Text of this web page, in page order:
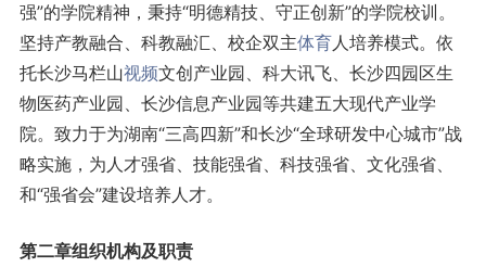
强”的学院精神，秉持“明德精技、守正创新”的学院校训。
坚持产教融合、科教融汇、校企双主体育人培养模式。依
托长沙马栏山视频文创产业园、科大讯飞、长沙四园区生
物医药产业园、长沙信息产业园等共建五大现代产业学
院。致力于为湖南“三高四新”和长沙“全球研发中心城市”战
略实施，为人才强省、技能强省、科技强省、文化强省、
和“强省会”建设培养人才。
第二章组织机构及职责